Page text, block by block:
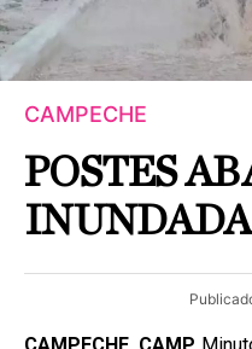
CAMPECHE
POSTES
CAMPECHE, CAMP.